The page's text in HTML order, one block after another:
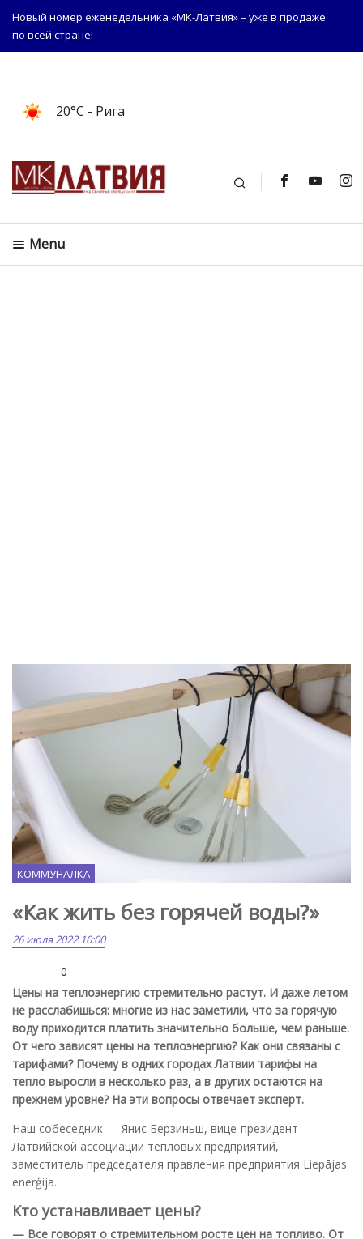
Новый номер еженедельника «МК-Латвия» – уже в продаже
по всей стране!
20°C - Рига
Поиск
Menu
КОММУНАЛКА
«Как жить без горячей воды?»
26 июля 2022 10:00
0
Цены на теплоэнергию стремительно растут. И даже летом
не расслабишься: многие из нас заметили, что за горячую
воду приходится платить значительно больше, чем раньше.
От чего зависят цены на теплоэнергию? Как они связаны с
тарифами? Почему в одних городах Латвии тарифы на
тепло выросли в несколько раз, а в других остаются на
прежнем уровне? На эти вопросы отвечает эксперт.
Наш собеседник — Янис Берзиньш, вице-президент
Латвийской ассоциации тепловых предприятий,
заместитель председателя правления предприятия Liepājas
enerģija.
Кто устанавливает цены?
— Все говорят о стремительном росте цен на топливо. От